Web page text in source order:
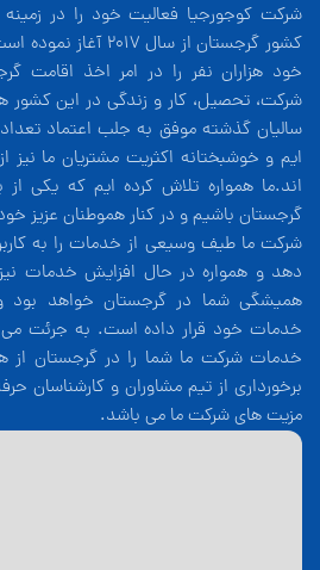
شرکت کوجورجیا فعالیت خود را در
کشور گرجستان از سال
خود هزاران نفر را در امر اخذ اقامت
شرکت، تحصیل، کار و زندگی در این
سالیان گذشته موفق به جلب اعتماد
ایم و خوشبختانه اکثریت مشتریان ما
اند.ما همواره تلاش کرده ایم که یکی از
گرجستان باشیم و در کنار هموطنان عزیز
شرکت ما طیف وسیعی از خدمات را به
دهد و همواره در حال افزایش خدمات
همیشگی شما در گرجستان خواهد بود
خدمات خود قرار داده است. به جرئت
خدمات شرکت ما شما را در گرجستان از
برخورداری از تیم مشاوران و کارشناسان
مزیت های شرکت ما می باشد.